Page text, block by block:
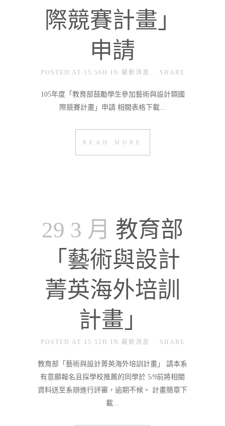
際競賽計畫」
申請
POSTED AT 15:56H IN 最新消息 SHARE
105年度「教育部鼓勵學生參加藝術與設計類國
際競賽計畫」申請 相關表格下載...
READ MORE
29 3 月 教育部
「藝術與設計
菁英海外培訓
計畫」
POSTED AT 15:52H IN 最新消息 SHARE
教育部「藝術與設計菁英海外培訓計畫」 請本系
有意願報名且採學校推薦的同學於 5/9前將相關
資料送至系辦進行評審，逾期不候。 計畫簡章下
載...